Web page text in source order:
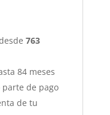
763
84 meses
parte de pago
de tu